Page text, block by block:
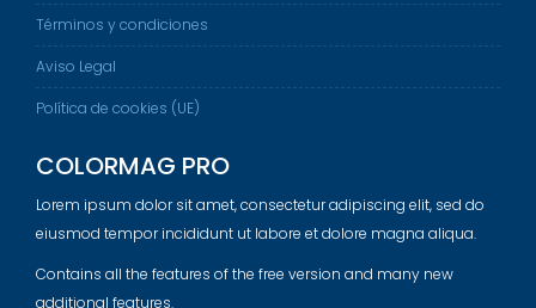
Términos y condiciones
Aviso Legal
Política de cookies (UE)
COLORMAG PRO
Lorem ipsum dolor sit amet, consectetur adipiscing elit, sed do
eiusmod tempor incididunt ut labore et dolore magna aliqua.
Contains all the features of the free version and many new
additional features.